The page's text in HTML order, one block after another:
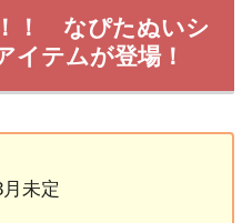
！ なぴたぬいシ
イテムが登場！
月未定